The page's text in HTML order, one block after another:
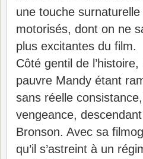
une touche surnaturelle
motorisés, dont on ne
plus excitantes du film.
Côté gentil de
pauvre Mandy étant
sans réelle
vengeance,
Bronson. Avec sa
qu’il s’astreint à un